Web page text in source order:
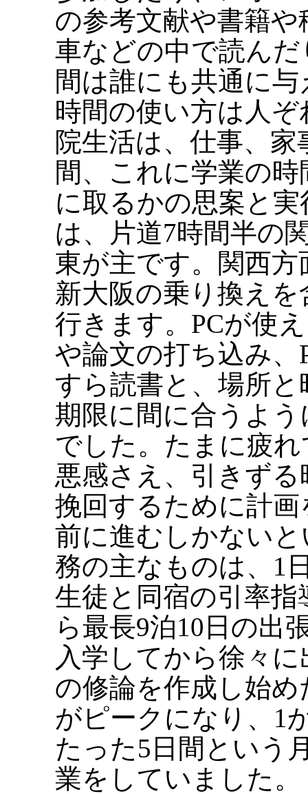
の参考文献や書籍
車などの中で読ん
間は誰にも共通に
時間の使い方は人
院生活は、仕事、
間、これに学業の
に取るかの思案と
は、片道7時間半の
東が主です。関西
新大阪の乗り換え
行きます。PCが使
や論文の打ち込み
すら読書と、場所
期限に間に合うよ
でした。たまに疲
悪感さえ、引きず
挽回するために計
前に進むしかない
務の主なものは、1
生徒と同宿の引率指
ら最長9泊10日の出
入学してから徐々
の修論を作成し始
がピークになり、1
たった5日間という
業をしていました。